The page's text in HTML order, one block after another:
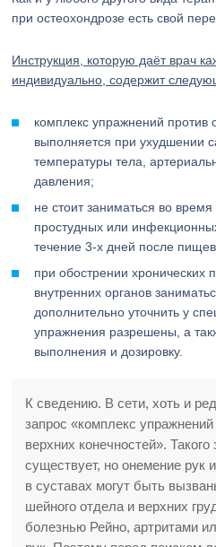
при остеохондрозе есть свой
Инструкция, которую даёт врач
индивидуально, содержит
комплекс упражнений против
выполняется при ухудшении
температуры тела,
давления;
не стоит заниматься во
простудных или
течение 3-х дней после
при обострении хронических
внутренних органов
дополнительно уточнить у
упражнения разрешены, а
выполнения и дозировку.
К сведению. В сети, хоть и
запрос «комплекс
верхних конечностей».
существует, но онемение
в суставах могут быть
шейного отдела и верхних
болезнью Рейно, артритами